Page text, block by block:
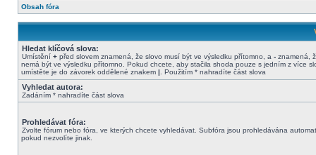
Obsah fóra
Hledat klíčová slova:
Umístění + před slovem znamená, že slovo musí být ve výsledku přítomno, a - znamená,
nemá být ve výsledku přítomno. Pokud chcete, aby stačila shoda pouze s jedním z více
umístěte je do závorek oddělené znakem | . Použitím * nahradíte část slova
Vyhledat autora:
Zadáním * nahradíte část slova
Prohledávat fóra:
Zvolte fórum nebo fóra, ve kterých chcete vyhledávat. Subfóra jsou prohledávána
pokud nezvolíte jinak.